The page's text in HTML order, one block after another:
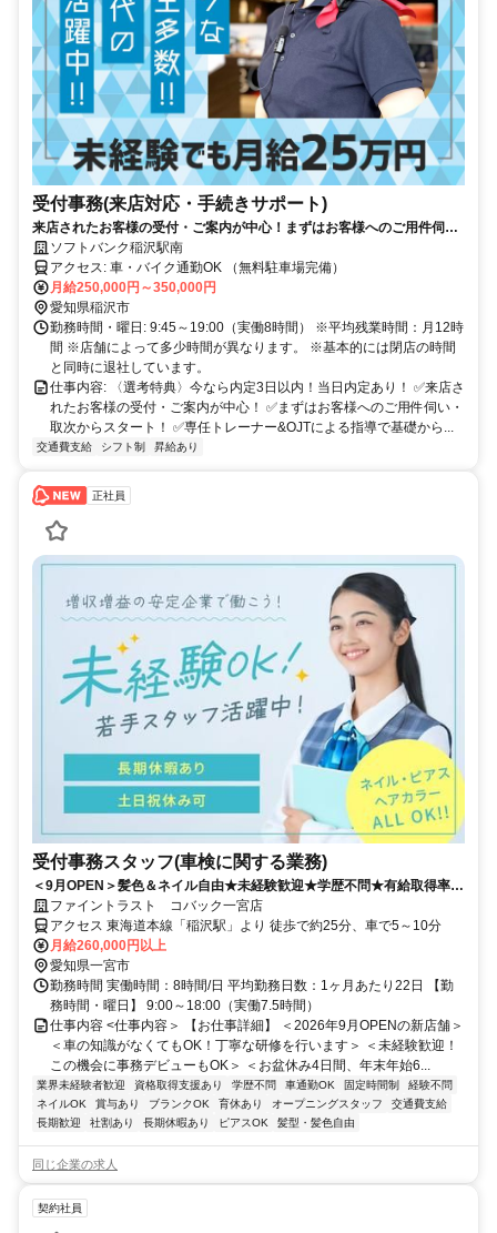
受付事務(来店対応・手続きサポート)
来店されたお客様の受付・ご案内が中心！まずはお客様へのご用件伺い
からスタート！未経験から3ヶ月程度で独り立ちが目指せるフォローあ
り！
ソフトバンク稲沢駅南
アクセス: 車・バイク通勤OK （無料駐車場完備）
月給250,000円～350,000円
愛知県稲沢市
勤務時間・曜日: 9:45～19:00（実働8時間） ※平均残業時間：月12時
間 ※店舗によって多少時間が異なります。 ※基本的には閉店の時間
と同時に退社しています。
仕事内容: 〈選考特典〉今なら内定3日以内！当日内定あり！ ✅来店さ
れたお客様の受付・ご案内が中心！ ✅まずはお客様へのご用件伺い・
取次からスタート！ ✅専任トレーナー&OJTによる指導で基礎から...
交通費支給 シフト制 昇給あり
正社員
受付事務スタッフ(車検に関する業務)
＜9月OPEN＞髪色＆ネイル自由★未経験歓迎★学歴不問★有給取得率
90%以上
ファイントラスト コバック一宮店
アクセス 東海道本線「稲沢駅」より 徒歩で約25分、車で5～10分
月給260,000円以上
愛知県一宮市
勤務時間 実働時間：8時間/日 平均勤務日数：1ヶ月あたり22日 【勤
務時間・曜日】 9:00～18:00（実働7.5時間）
仕事内容 <仕事内容＞ 【お仕事詳細】 ＜2026年9月OPENの新店舗＞
＜車の知識がなくてもOK！丁寧な研修を行います＞ ＜未経験歓迎！
この機会に事務デビューもOK＞ ＜お盆休み4日間、年末年始6...
業界未経験者歓迎 資格取得支援あり 学歴不問 車通勤OK 固定時間制
経験不問
ネイルOK
賞与あり ブランクOK 育休あり オープニングスタッフ
交通費支給
長期歓迎
社割あり 長期休暇あり ピアスOK 髪型・髪色自由
同じ企業の求人
契約社員